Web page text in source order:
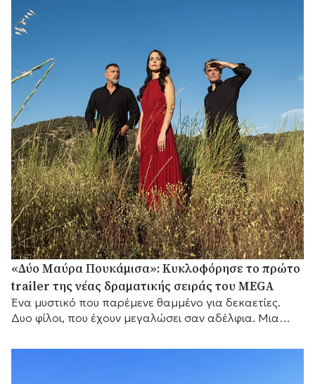
«Δύο Μαύρα Πουκάμισα»: Κυκλοφόρησε το πρώτο
trailer της νέας δραματικής σειράς του MEGA
Ένα μυστικό που παρέμενε θαμμένο για δεκαετίες.
Δυο φίλοι, που έχουν μεγαλώσει σαν αδέλφια. Μια